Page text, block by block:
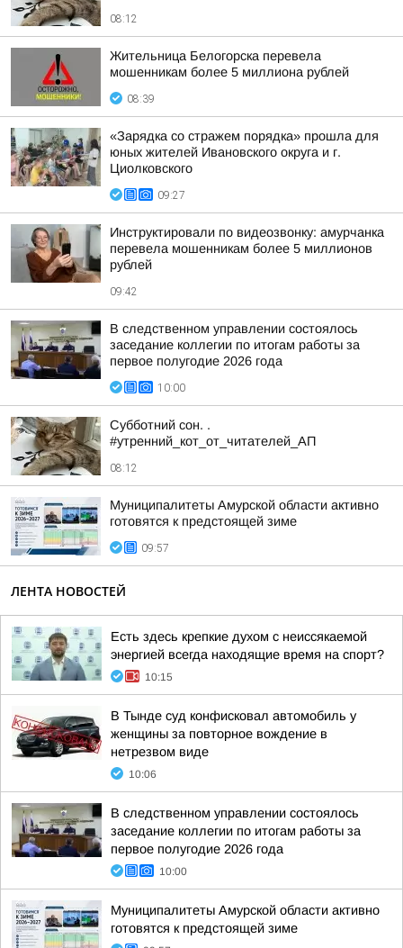
08:12
Жительница Белогорска перевела
мошенникам более 5 миллиона рублей
08:39
«Зарядка со стражем порядка» прошла для
юных жителей Ивановского округа и г.
Циолковского
09:27
Инструктировали по видеозвонку: амурчанка
перевела мошенникам более 5 миллионов
рублей
09:42
В следственном управлении состоялось
заседание коллегии по итогам работы за
первое полугодие 2026 года
10:00
Субботний сон. .
#утренний_кот_от_читателей_АП
08:12
Муниципалитеты Амурской области активно
готовятся к предстоящей зиме
09:57
ЛЕНТА НОВОСТЕЙ
Есть здесь крепкие духом с неиссякаемой
энергией всегда находящие время на спорт?
10:15
В Тынде суд конфисковал автомобиль у
женщины за повторное вождение в
нетрезвом виде
10:06
В следственном управлении состоялось
заседание коллегии по итогам работы за
первое полугодие 2026 года
10:00
Муниципалитеты Амурской области активно
готовятся к предстоящей зиме